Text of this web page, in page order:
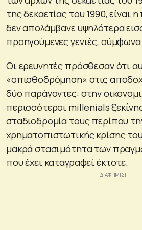
της δεκαετίας του 1990, είναι
δεν απολάμβανε υψηλότερα
προηγούμενες γενιές,
Οι ερευνητές πρόσθεσαν ότι
«οπισθοδρόμηση» στις
δύο παράγοντες: στην
περισσότεροι millenials
σταδιοδρομία τους περίπου
χρηματοπιστωτικής κρίσης
μακρά στασιμότητα των
που έχει καταγραφεί έκτοτε.